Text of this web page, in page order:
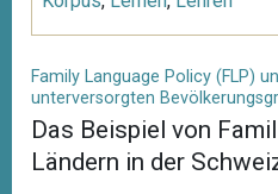
Family Language Policy (FLP)
unterversorgten
Das Beispiel von
Ländern in der